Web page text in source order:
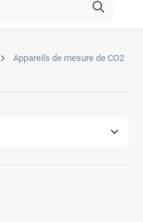
Appareils de mesure de CO2